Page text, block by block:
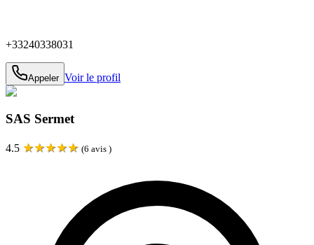
+33240338031
Appeler Voir le profil
SAS Sermet
4.5 ★★★★★ (6 avis )